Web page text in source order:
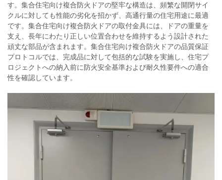
す。集合住宅向け複合防火ドアの堅牢な構造は、頻繁な開閉サイ
クルに対しても性能の劣化を招かず、高通行量の住宅用途に最適
です。集合住宅向け複合防火ドアの取付金具には、ドアの重量を
支え、長年にわたり正しい位置合わせを維持するよう設計された
頑丈な部品が含まれます。集合住宅向け複合防火ドアの品質保証
プロトコルでは、完成品に対して包括的な試験を実施し、住宅プ
ロジェクトへの納入前に防火安全基準および耐久性要件への適合
性を確認しています。